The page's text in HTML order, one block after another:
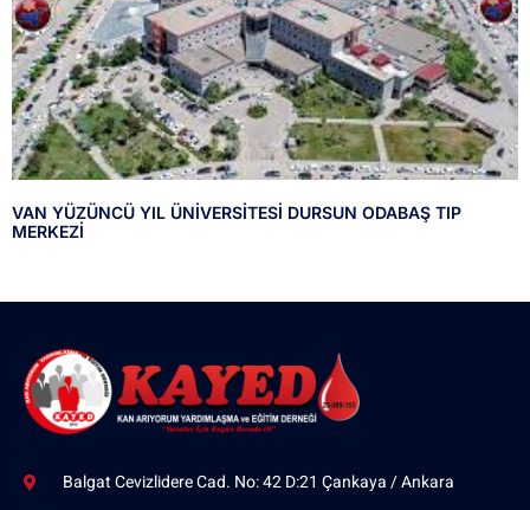
VAN YÜZÜNCÜ YIL ÜNİVERSİTESİ DURSUN ODABAŞ TIP
MERKEZİ
Balgat Cevizlidere Cad. No: 42 D:21 Çankaya / Ankara